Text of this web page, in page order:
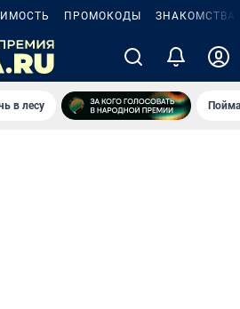
ПРОМОКОДЫ ЗНАКОМСТВА
в лесу